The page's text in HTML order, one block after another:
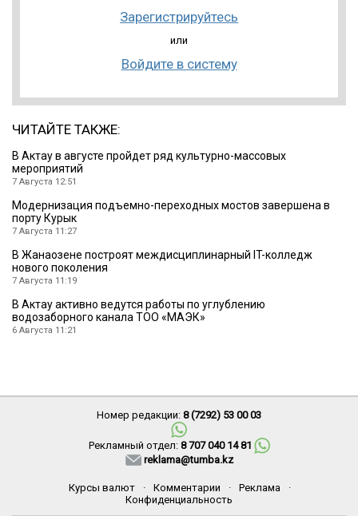
Зарегистрируйтесь
или
Войдите в систему
ЧИТАЙТЕ ТАКЖЕ:
В Актау в августе пройдет ряд культурно-массовых
мероприятий
7 Августа 12:51
Модернизация подъемно-переходных мостов завершена в
порту Курык
7 Августа 11:27
В Жанаозене построят междисциплинарный IT-колледж
нового поколения
7 Августа 11:19
В Актау активно ведутся работы по углублению
водозаборного канала ТОО «МАЭК»
6 Августа 11:21
Номер редакции: 8 (7292) 53 00 03
Рекламный отдел: 8 707 040 14 81
reklama@tumba.kz
Курсы валют · Комментарии · Реклама
·
Конфиденциальность